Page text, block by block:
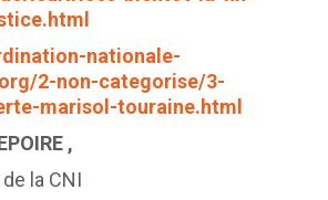
nationale-
2-non-categorise/3-
marisol-touraine.html
,
la CNI